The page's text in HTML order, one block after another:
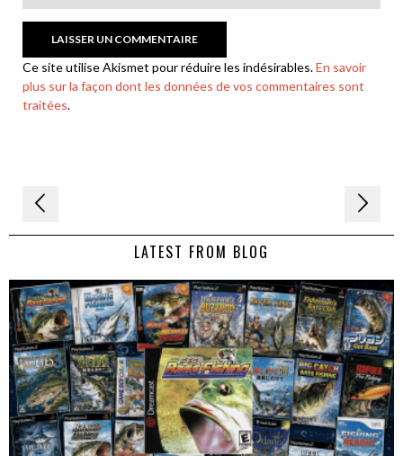
Ce site utilise Akismet pour réduire les indésirables.En savoir
plus sur la façon dont les données de vos commentaires sont
traitées.
Navigation
de LATEST FROM BLOG